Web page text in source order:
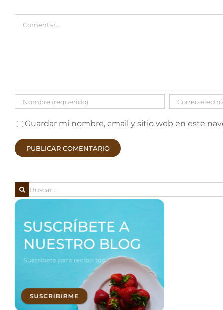
Guardar mi nombre, email y sitio web en este
Buscar: